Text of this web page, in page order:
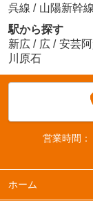
呉線 / 山陽新幹線
駅から探す
新広 / 広 / 安芸
川原石
営業時間：
ホーム